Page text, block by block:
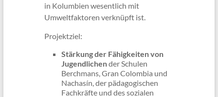
in Kolumbien wesentlich mit
Umweltfaktoren verknüpft ist.
Projektziel:
Stärkung der Fähigkeiten von
Jugendlichender Schulen
Berchmans, Gran Colombia und
Nachasín, der pädagogischen
Fachkräfte und des sozialen